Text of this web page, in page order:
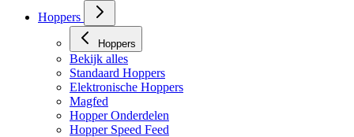
Hoppers
Hoppers
Bekijk alles
Standaard Hoppers
Elektronische Hoppers
Magfed
Hopper Onderdelen
Hopper Speed Feed